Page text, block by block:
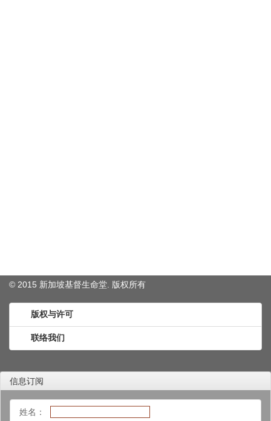
© 2015 新加坡基督生命堂. 版权所有
版权与许可
联络我们
信息订阅
姓名：